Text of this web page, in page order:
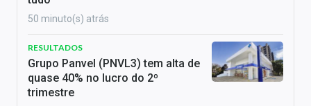
50 minuto(s) atrás
RESULTADOS
Grupo Panvel (PNVL3) tem alta de
quase 40% no lucro do 2º
trimestre